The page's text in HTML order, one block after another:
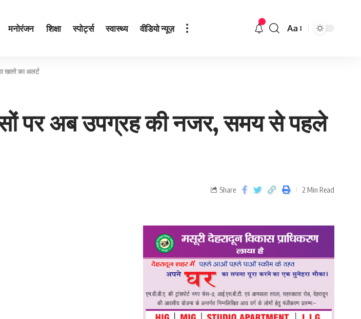
मनोरंजन शिक्षा स्पोर्ट्स स्वास्थ्य वीडियो न्यूज़ Aa
खतरे का अलर्ट
पर अब उपग्रह की नजर, समय से पहले
Share 2 Min Read